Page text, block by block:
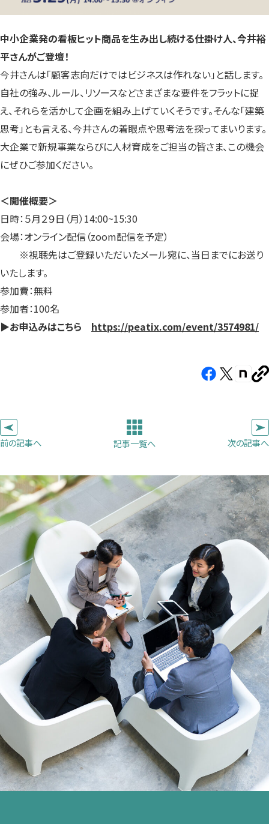
中小企業発の看板ヒット商品を生み出し続ける仕掛け人、今井裕
平さんがご登壇！
今井さんは「顧客志向だけではビジネスは作れない」と話します。
自社の強み、ルール、リソースなどさまざまな要件をフラットに捉
え、それらを活かして企画を組み上げていくそうです。そんな「建築
思考」とも言える、今井さんの着眼点や思考法を探ってまいります。
大企業で新規事業ならびに人材育成をご担当の皆さま、この機会
にぜひご参加ください。
＜開催概要＞
日時：５月２９日（月）14:00~15:30
会場：オンライン配信（zoom配信を予定）
※視聴先はご登録いただいたメール宛に、当日までにお送り
いたします。
参加費：無料
参加者：100名
▶︎お申込みはこちら https://peatix.com/event/3574981/
Facebook（新
き
ま
す）
X（新
き
ま
す）
note（新
で
き
ま
す）
ー
前の記事へ 記事一覧へ 次の記事へ